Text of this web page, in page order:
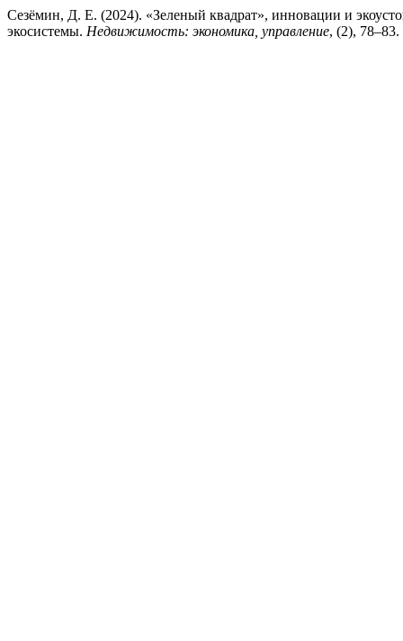
Сезёмин, Д. Е. (2024). «Зеленый квадрат», инновации и
экосистемы. Недвижимость: экономика, управление, (2),